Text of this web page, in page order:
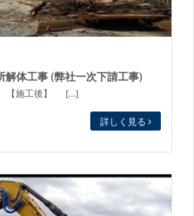
解体工事 (弊社一次下請工事)
】 【施工後】 […]
詳しく見る